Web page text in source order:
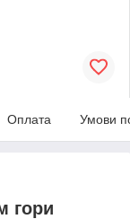
Оплата Умови
гори